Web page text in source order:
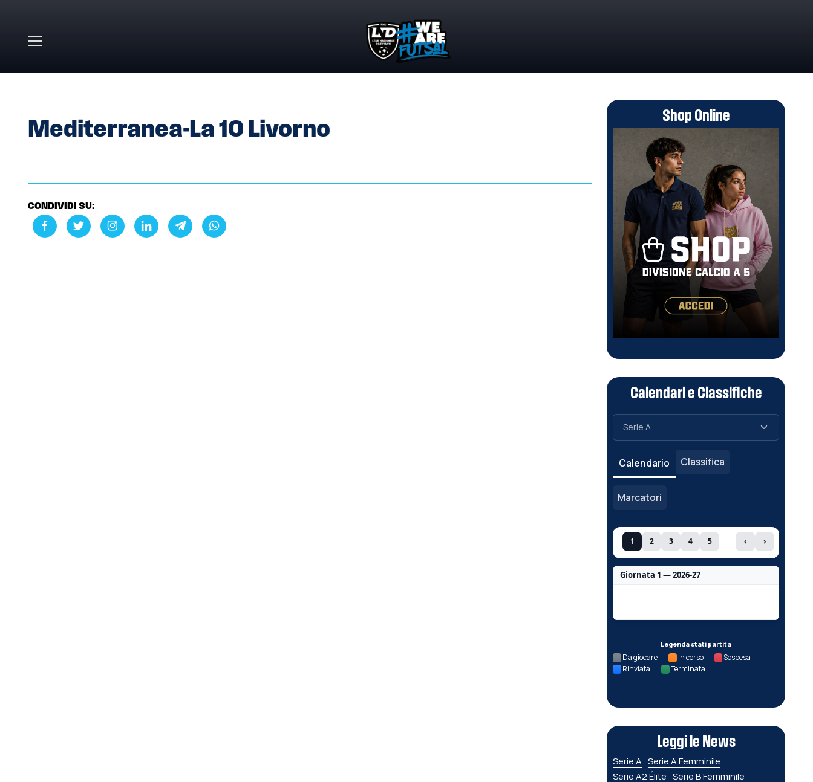
Mediterranea-La 10 Livorno
CONDIVIDI SU:
Shop Online
Calendari e Classifiche
Calendario Classifica
Marcatori
1 2 3 4 5 ‹ ›
Giornata 1 — 2026-27
Legenda stati partita
Da giocare In corso
Sospesa
Rinviata
Terminata
Leggi le News
Serie A Serie A Femminile
Serie A2 Élite Serie B Femminile